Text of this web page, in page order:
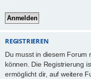
REGISTRIEREN
Du musst in diesem Forum
können. Die Registrierung
ermöglicht dir, auf weitere